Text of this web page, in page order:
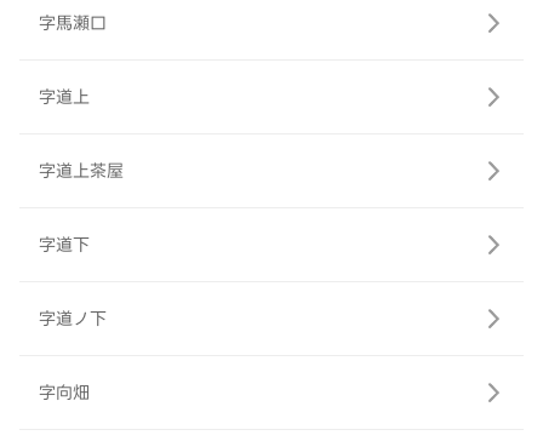
字馬瀬口
字道上
字道上茶屋
字道下
字道ノ下
字向畑